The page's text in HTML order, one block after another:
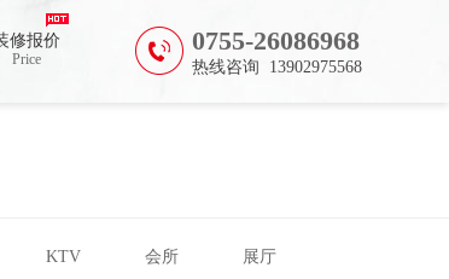
0755-26086968
热线咨询 13902975568
修报价
Price
KTV 会所 展厅